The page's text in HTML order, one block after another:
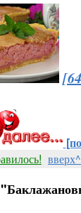
вверх^